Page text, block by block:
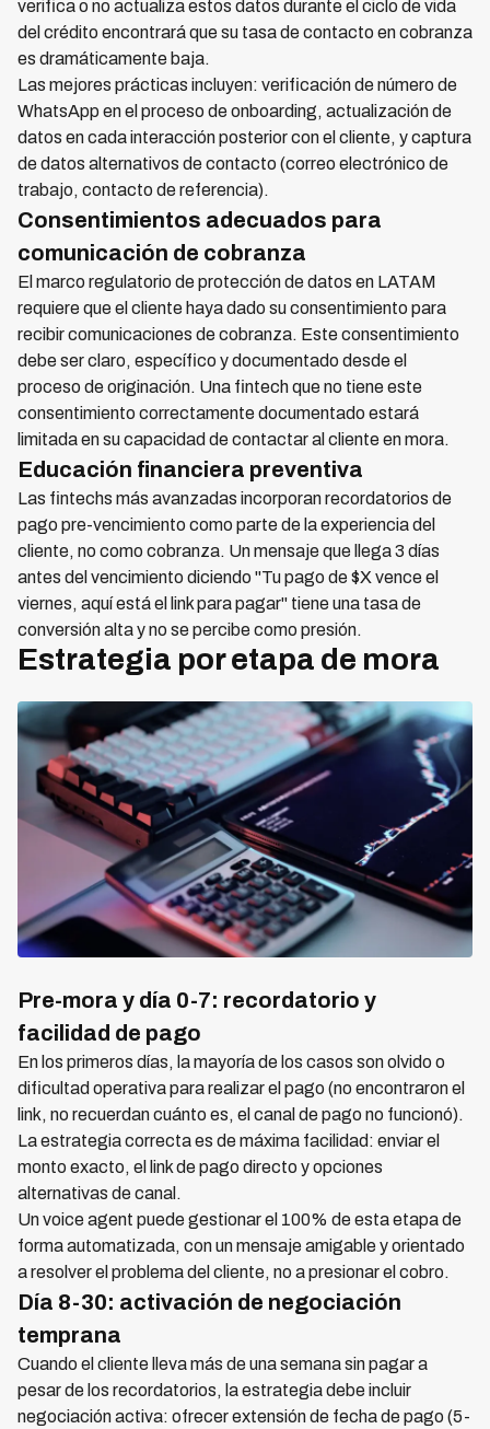
verifica o no actualiza estos datos durante el ciclo de vida
del crédito encontrará que su tasa de contacto en cobranza
es dramáticamente baja.
Las mejores prácticas incluyen: verificación de número de
WhatsApp en el proceso de onboarding, actualización de
datos en cada interacción posterior con el cliente, y captura
de datos alternativos de contacto (correo electrónico de
trabajo, contacto de referencia).
Consentimientos adecuados para
comunicación de cobranza
El marco regulatorio de protección de datos en LATAM
requiere que el cliente haya dado su consentimiento para
recibir comunicaciones de cobranza. Este consentimiento
debe ser claro, específico y documentado desde el
proceso de originación. Una fintech que no tiene este
consentimiento correctamente documentado estará
limitada en su capacidad de contactar al cliente en mora.
Educación financiera preventiva
Las fintechs más avanzadas incorporan recordatorios de
pago pre-vencimiento como parte de la experiencia del
cliente, no como cobranza. Un mensaje que llega 3 días
antes del vencimiento diciendo "Tu pago de $X vence el
viernes, aquí está el link para pagar" tiene una tasa de
conversión alta y no se percibe como presión.
Estrategia por etapa de mora
Pre-mora y día 0-7: recordatorio y
facilidad de pago
En los primeros días, la mayoría de los casos son olvido o
dificultad operativa para realizar el pago (no encontraron el
link, no recuerdan cuánto es, el canal de pago no funcionó).
La estrategia correcta es de máxima facilidad: enviar el
monto exacto, el link de pago directo y opciones
alternativas de canal.
Un voice agent puede gestionar el 100% de esta etapa de
forma automatizada, con un mensaje amigable y orientado
a resolver el problema del cliente, no a presionar el cobro.
Día 8-30: activación de negociación
temprana
Cuando el cliente lleva más de una semana sin pagar a
pesar de los recordatorios, la estrategia debe incluir
negociación activa: ofrecer extensión de fecha de pago (5-